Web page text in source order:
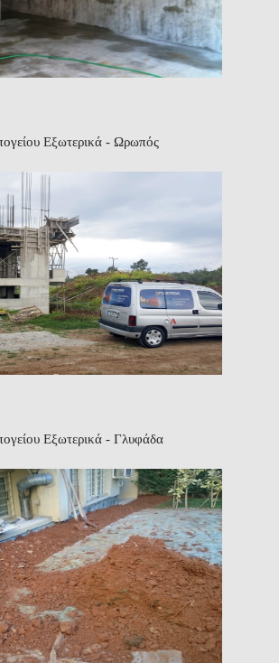
Εξωτερικά - Ωρωπός
Εξωτερικά - Γλυφάδα